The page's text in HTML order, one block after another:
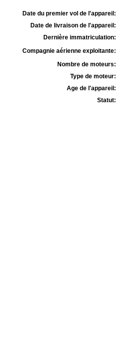
Date du premier vol de l'appareil:
Date de livraison de l'appareil:
Dernière immatriculation:
Compagnie aérienne exploitante:
Nombre de moteurs:
Type de moteur:
Age de l'appareil:
Statut: